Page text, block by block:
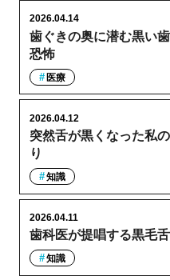
歯ぐきの奥に潜む黒い
恐怖
2026.04.14
医療
突然舌が黒くなった私
り
2026.04.12
知識
歯科医が提唱する黒毛
2026.04.11
知識